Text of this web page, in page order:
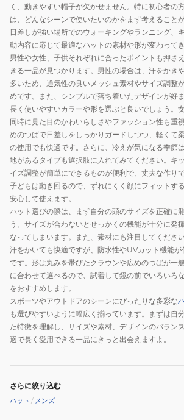
く、動きやすい帽子が欠かせません。特に初心者の
は、どんなシーンで使いたいのかをまず考えること
日差しが強い場所でのウォーキングやランニング、
動内容に応じて最適なハットの素材や形が変わってき
男性や女性、子供それぞれに合ったポイントも押さ
きる一品が見つかります。男性の場合は、汗をかき
多いため、通気性の良いメッシュ素材やサイズ調整
めです。また、シンプルで落ち着いたデザインが好
長く使いやすいカラーや形を選ぶと良いでしょう。
同時に見た目のかわいらしさやファッション性も重
めのつばで日差しをしっかりガードしつつ、軽くて
の使用でも快適です。さらに、冷えが気になる季節
地があるタイプも選択肢に入れてみてください。キ
イズ調整が簡単にできるものが便利で、丈夫な作り
子どもは動き回るので、ずれにくく顔にフィットす
安心して使えます。
ハット選びの際は、まず自分の頭のサイズを正確に
う。サイズが合わないとせっかくの機能が十分に発
なってしまいます。また、素材にも注目してくださ
汗をかいても快適ですが、防水性やUVカット機能
です。形は丸みを帯びたクラウンや広めのつばが一
に合わせて選べるので、試着して鏡の前でいろいろ
をおすすめします。
スポーツやアウトドアのシーンにぴったりな多彩な
も選びやすいように幅広く揃っています。まずは自
た特徴を理解し、サイズや素材、デザインのバラン
適で長く愛用できる一品にきっと出会えますよ。
さらに絞り込む
ハット / メンズ